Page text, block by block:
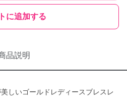
に追加する
品説明
しいゴールドレディースブレスレ